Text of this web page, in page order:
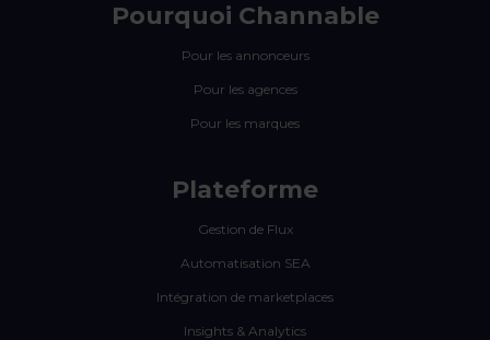
Pourquoi Channable
Pour les annonceurs
Pour les agences
Pour les marques
Plateforme
Gestion de Flux
Automatisation SEA
Intégration de marketplaces
Insights & Analytics